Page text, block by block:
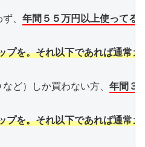
、 年間５５万円以上使ってる
プを。それ以下であれば通常
ど）しか買わない方、 年間３
プを。それ以下であれば通常